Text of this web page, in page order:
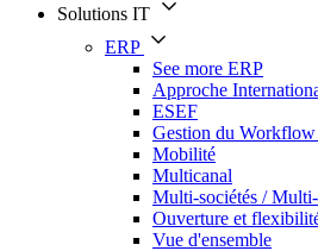
Solutions IT
ERP
See more ERP
Approche
ESEF
Gestion du Workflow
Mobilité
Multicanal
Multi-sociétés /
Ouverture et
Vue d'ensemble